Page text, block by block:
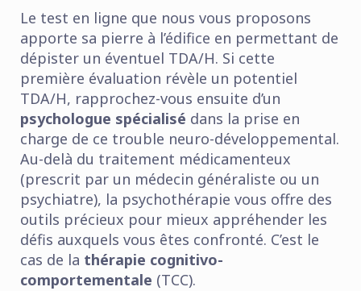
Le test en ligne que nous vous proposons
apporte sa pierre à l’édifice en permettant de
dépister un éventuel TDA/H. Si cette
première évaluation révèle un potentiel
TDA/H, rapprochez-vous ensuite d’un
psychologue spécialisé dans la prise en
charge de ce trouble neuro-développemental.
Au-delà du traitement médicamenteux
(prescrit par un médecin généraliste ou un
psychiatre), la psychothérapie vous offre des
outils précieux pour mieux appréhender les
défis auxquels vous êtes confronté. C’est le
cas de la thérapie cognitivo-
comportementale (TCC).